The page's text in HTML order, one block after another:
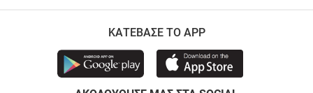
ΚΑΤΕΒΑΣΕ ΤΟ APP